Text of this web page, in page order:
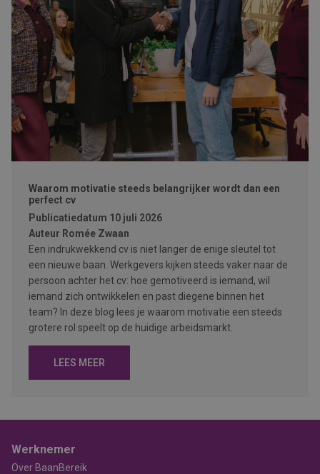
Waarom motivatie steeds belangrijker wordt dan een
perfect cv
Publicatiedatum 10 juli 2026
Auteur Romée Zwaan
Een indrukwekkend cv is niet langer de enige sleutel tot
een nieuwe baan. Werkgevers kijken steeds vaker naar de
persoon achter het cv: hoe gemotiveerd is iemand, wil
iemand zich ontwikkelen en past diegene binnen het
team? In deze blog lees je waarom motivatie een steeds
grotere rol speelt op de huidige arbeidsmarkt.
LEES MEER
Werknemer
Over BaanBereik